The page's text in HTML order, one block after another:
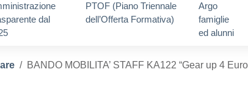
dal
PTOF (Piano Triennale
dell’Offerta Formativa)
Argo
famiglie
ed alunni
BANDO MOBILITA’ STAFF KA122 “Gear up 4